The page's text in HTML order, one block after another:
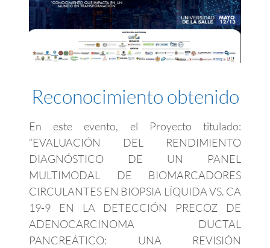
Reconocimiento obtenido
En este evento, el Proyecto titulado:
“EVALUACIÓN DEL RENDIMIENTO
DIAGNÓSTICO DE UN PANEL
MULTIMODAL DE BIOMARCADORES
CIRCULANTES EN BIOPSIA LÍQUIDA VS. CA
19-9 EN LA DETECCIÓN PRECOZ DE
ADENOCARCINOMA DUCTAL
PANCREÁTICO: UNA REVISIÓN